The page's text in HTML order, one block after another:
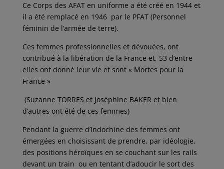
Ce Corps des AFAT en uniforme a été créé en 1944 et
il a été remplacé en 1946 par le PFAT (Personnel
féminin de l’armée de terre).
Ces femmes professionnelles et dévouées, ont
contribué à la libération de la France et, 53 d’entre
elles ont donné leur vie et sont « Mortes pour la
France »
(Suzanne TORRES et Joséphine BAKER et bien
d’autres ont été de ces femmes)
Pendant la guerre d’Indochine des femmes ont
émergées en choisissant de prendre, par idéologie,
des positions héroïques en se couchant sur les rails
devant un train ou en tentant d’adoucir le sort des